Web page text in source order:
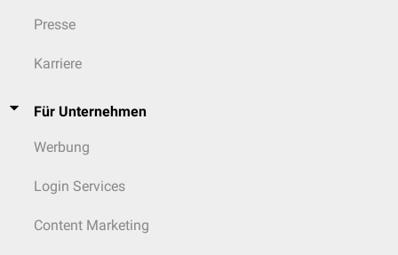
Presse
Karriere
Für Unternehmen
Werbung
Login Services
Content Marketing